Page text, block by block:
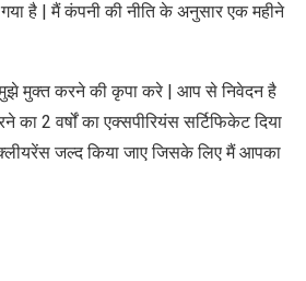
है | मैं कंपनी की नीति के अनुसार एक महीने
मुक्त करने की कृपा करे | आप से निवेदन है
2 वर्षों का एक्सपीरियंस सर्टिफिकेट दिया
जल्द किया जाए जिसके लिए मैं आपका